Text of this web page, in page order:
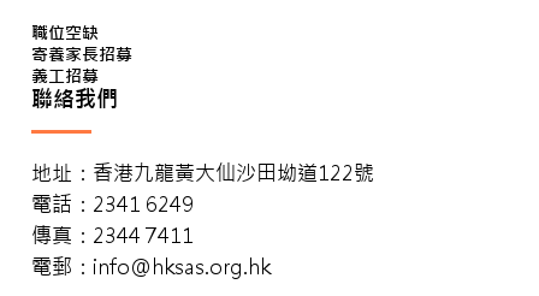
職位空缺
寄養家長招募
義工招募
聯絡我們
地址：香港九龍黃大仙沙田坳道122號
電話：2341 6249
傳真：2344 7411
電郵： info@hksas.org.hk